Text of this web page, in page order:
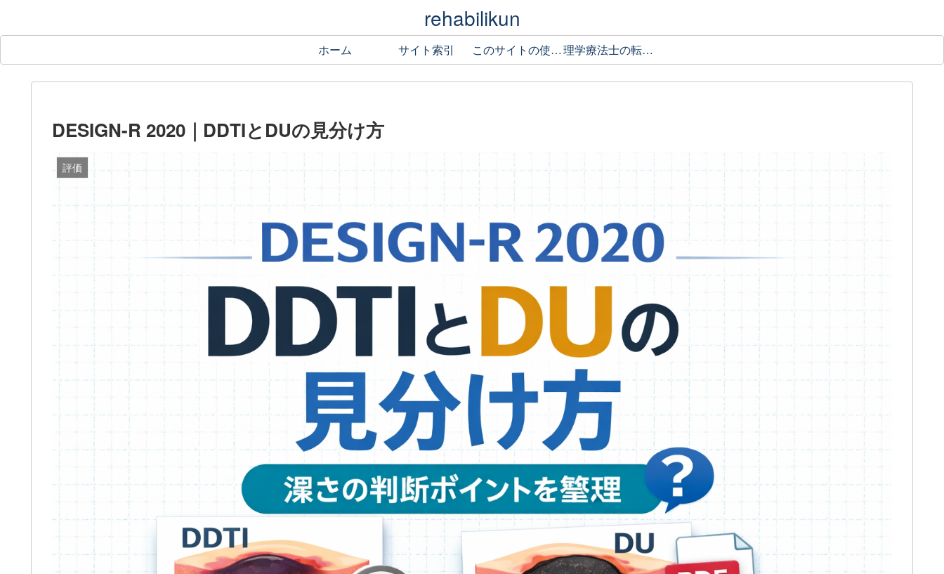
rehabilikun
ホーム サイト索引 このサイトの使い方 理学療法士の転職ガイド
DESIGN-R 2020｜DDTIとDUの見分け方
評価